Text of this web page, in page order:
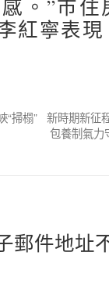
。”市
紅寧表現
“掃榻” 新時期新征
包養制氣
郵件地址